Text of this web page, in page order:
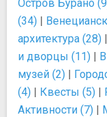
Остров Бурано
(34) |
архитектура (28) |
и дворцы (11) |
музей (2) |
(4) | Квесты (5) |
Активности (7) |